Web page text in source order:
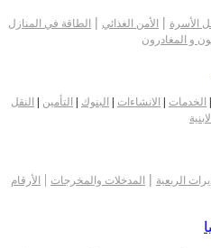
الأسرة | الأمن الغذائي | الطاقة في المنازل
و المغادرون
| الخدمات | الانشاءات | البنوك | التأمين | النقل
الربعية | المدخلات والمخرجات | الأرقام